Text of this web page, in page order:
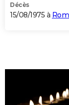
Décès
15/08/1975 à